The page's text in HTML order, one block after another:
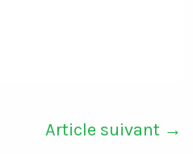
Article suivant →